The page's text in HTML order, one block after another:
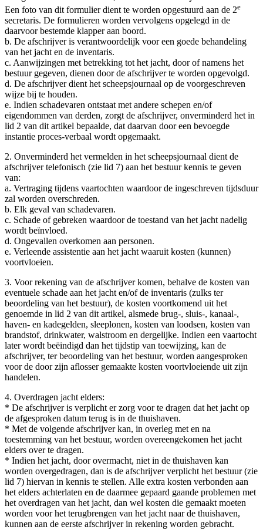
Een foto van dit formulier dient te worden opgestuurd aan de 2e
secretaris. De formulieren worden vervolgens opgelegd in de
daarvoor bestemde klapper aan boord.
b. De afschrijver is verantwoordelijk voor een goede behandeling
van het jacht en de inventaris.
c. Aanwijzingen met betrekking tot het jacht, door of namens het
bestuur gegeven, dienen door de afschrijver te worden opgevolgd.
d. De afschrijver dient het scheepsjournaal op de voorgeschreven
wijze bij te houden.
e. Indien schadevaren ontstaat met andere schepen en/of
eigendommen van derden, zorgt de afschrijver, onverminderd het in
lid 2 van dit artikel bepaalde, dat daarvan door een bevoegde
instantie proces-verbaal wordt opgemaakt.
2. Onverminderd het vermelden in het scheepsjournaal dient de
afschrijver telefonisch (zie lid 7) aan het bestuur kennis te geven
van:
a. Vertraging tijdens vaartochten waardoor de ingeschreven tijdsduur
zal worden overschreden.
b. Elk geval van schadevaren.
c. Schade of gebreken waardoor de toestand van het jacht nadelig
wordt beïnvloed.
d. Ongevallen overkomen aan personen.
e. Verleende assistentie aan het jacht waaruit kosten (kunnen)
voortvloeien.
3. Voor rekening van de afschrijver komen, behalve de kosten van
eventuele schade aan het jacht en/of de inventaris (zulks ter
beoordeling van het bestuur), de kosten voortkomend uit het
genoemde in lid 2 van dit artikel, alsmede brug-, sluis-, kanaal-,
haven- en kadegelden, sleeplonen, kosten van loodsen, kosten van
brandstof, drinkwater, walstroom en dergelijke. Indien een vaartocht
later wordt beëindigd dan het tijdstip van toewijzing, kan de
afschrijver, ter beoordeling van het bestuur, worden aangesproken
voor de door zijn aflosser gemaakte kosten voortvloeiende uit zijn
handelen.
4. Overdragen jacht elders:
* De afschrijver is verplicht er zorg voor te dragen dat het jacht op
de afgesproken datum terug is in de thuishaven.
* Met de volgende afschrijver kan, in overleg met en na
toestemming van het bestuur, worden overeengekomen het jacht
elders over te dragen.
* Indien het jacht, door overmacht, niet in de thuishaven kan
worden overgedragen, dan is de afschrijver verplicht het bestuur (zie
lid 7) hiervan in kennis te stellen. Alle extra kosten verbonden aan
het elders achterlaten en de daarmee gepaard gaande problemen met
het overdragen van het jacht, dan wel kosten die gemaakt moeten
worden voor het terugbrengen van het jacht naar de thuishaven,
kunnen aan de eerste afschrijver in rekening worden gebracht.